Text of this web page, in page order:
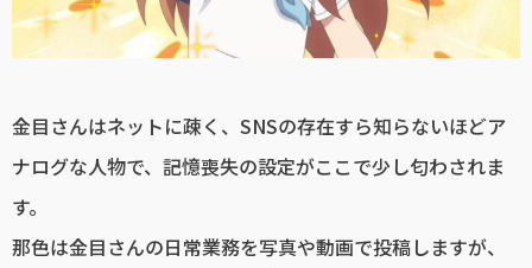
金目さんはネットに疎く、SNSの存在すら知らないほどア
ナログな人物で、記憶喪失の設定がここで少し匂わされま
す。
那色は金目さんの日常業務を写真や動画で投稿しますが、